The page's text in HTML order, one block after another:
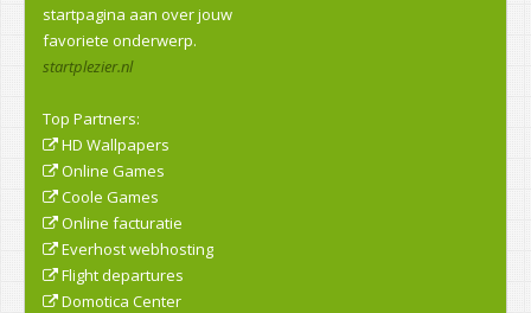
startpagina aan over jouw
favoriete onderwerp.
startplezier.nl
Top Partners:
HD Wallpapers
Online Games
Coole Games
Online facturatie
Everhost webhosting
Flight departures
Domotica Center